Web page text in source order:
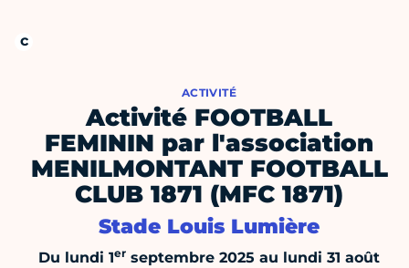
ACTIVITÉ
Activité FOOTBALL
FEMININ par l'association
MENILMONTANT FOOTBALL
CLUB 1871 (MFC 1871)
Stade Louis Lumière
Du lundi 1er septembre 2025 au lundi 31 août